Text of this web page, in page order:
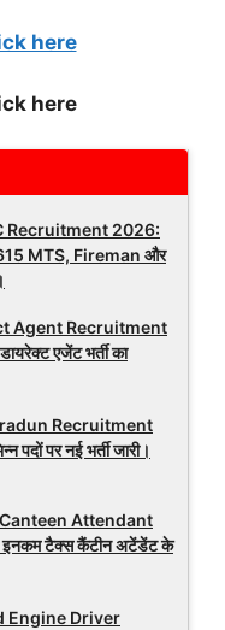
here
here
Recruitment 2026:
MTS, Fireman और
Agent Recruitment
एजेंट भर्ती का
Recruitment
पदों पर नई भर्ती जारी।
Attendant
टैक्स कैंटीन अटेंडेंट के
Engine Driver